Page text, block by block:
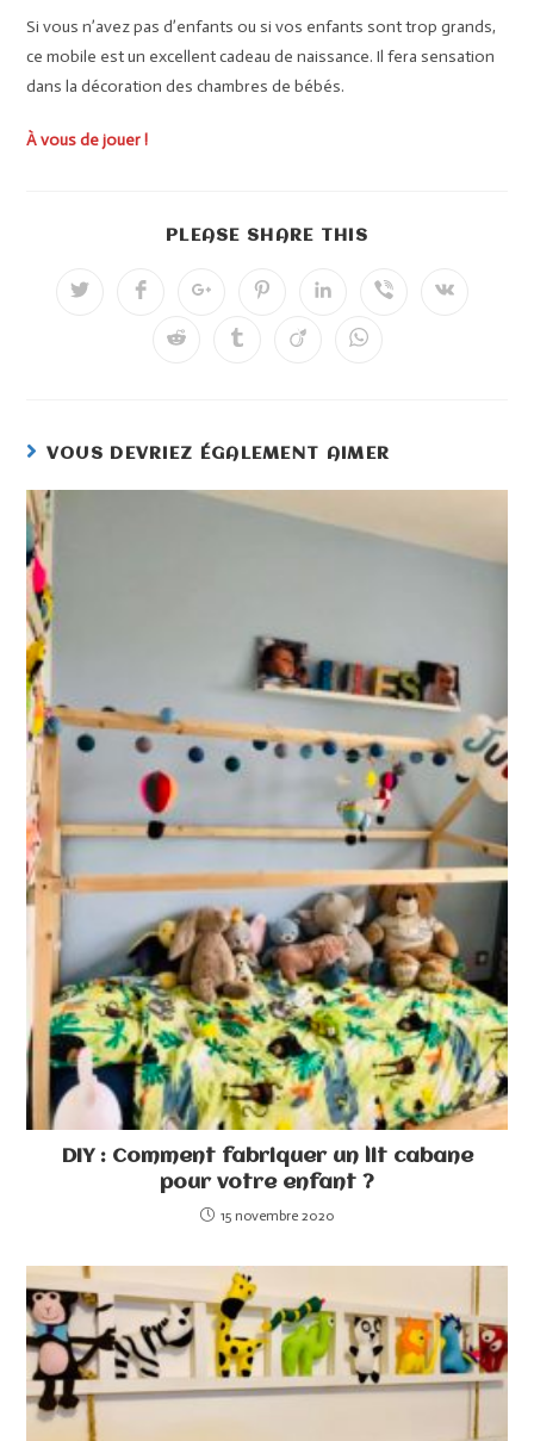
Si vous n’avez pas d’enfants ou si vos enfants sont trop grands,
ce mobile est un excellent cadeau de naissance. Il fera sensation
dans la décoration des chambres de bébés.
À vous de jouer !
PLEASE SHARE THIS
VOUS DEVRIEZ ÉGALEMENT AIMER
DIY : Comment fabriquer un lit cabane
pour votre enfant ?
15 novembre 2020